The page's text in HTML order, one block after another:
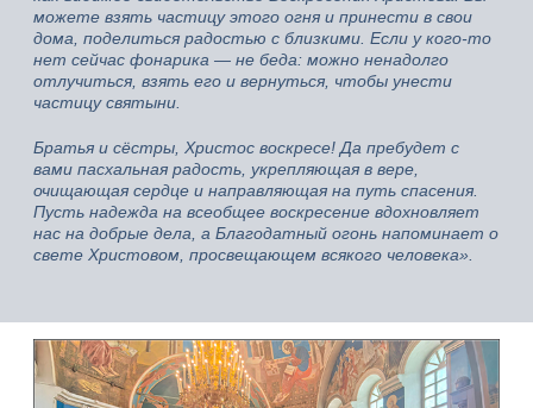
можете взять частицу этого огня и принести в свои
дома, поделиться радостью с близкими. Если у кого‑то
нет сейчас фонарика — не беда: можно ненадолго
отлучиться, взять его и вернуться, чтобы унести
частицу святыни.
Братья и сёстры, Христос воскресе! Да пребудет с
вами пасхальная радость, укрепляющая в вере,
очищающая сердце и направляющая на путь спасения.
Пусть надежда на всеобщее воскресение вдохновляет
нас на добрые дела, а Благодатный огонь напоминает о
свете Христовом, просвещающем всякого человека».